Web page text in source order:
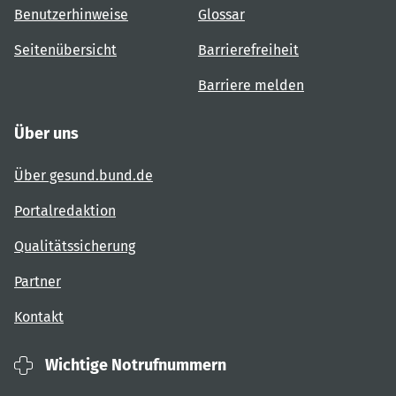
Benutzerhinweise
Seitenübersicht
Glossar
Barrierefreiheit
Barriere melden
Über uns
Über gesund.bund.de
Portalredaktion
Qualitätssicherung
Partner
Kontakt
Wichtige Notrufnummern